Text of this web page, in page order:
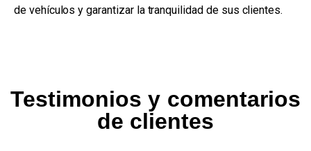
de vehículos y garantizar la tranquilidad de sus clientes.
Testimonios y comentarios
de clientes